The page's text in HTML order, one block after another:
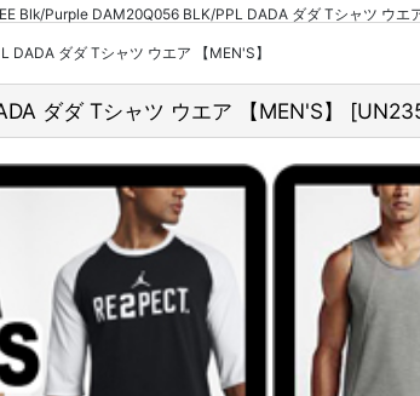
Blk/Purple DAM20Q056 BLK/PPL DADA ダダ Tシャツ ウエ
ダダ Tシャツ ウエア 【MEN'S】
ダダ Tシャツ ウエア 【MEN'S】 [